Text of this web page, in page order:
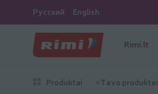
Русский English
Rimi.lt
Produktai ⭐Tavo produktai